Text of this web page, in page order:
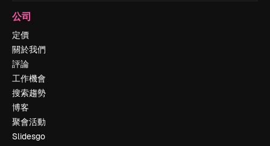
公司
定價
關於我們
評論
工作機會
搜索趨勢
博客
聚會活動
Slidesgo